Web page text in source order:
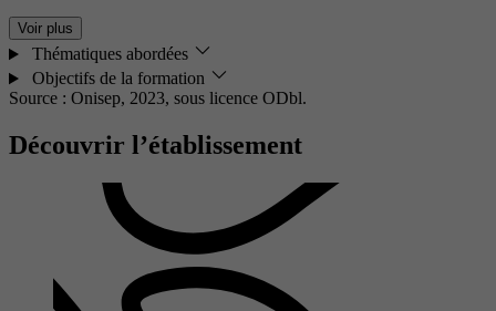
Voir plus
Thématiques abordées
Objectifs de la formation
Source : Onisep, 2023, sous licence ODbl.
Découvrir l’établissement